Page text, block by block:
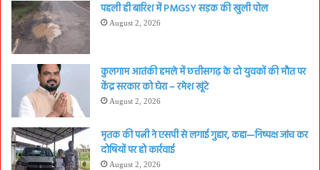
पहली ही बारिश में PMGSY सड़क की खुली पोल
August 2, 2026
कुलगाम आतंकी हमले में छत्तीसगढ़ के दो युवकों की मौत पर
केंद्र सरकार को घेरा – रमेश खूंटे
August 2, 2026
मृतक की पत्नी ने एसपी से लगाई गुहार, कहा—निष्पक्ष जांच कर
दोषियों पर हो कार्रवाई
August 2, 2026